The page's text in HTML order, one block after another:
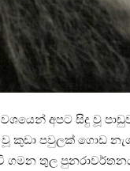
අපට සිදු වූ
කුඩා පවුලක් ගොඩ
ගමන තුල